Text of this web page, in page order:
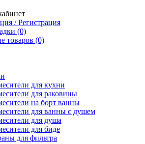
/ Регистрация
(0)
товаров (0)
для кухни
для раковины
на борт ванны
для ванны с душем
для душа
для биде
для фильтра